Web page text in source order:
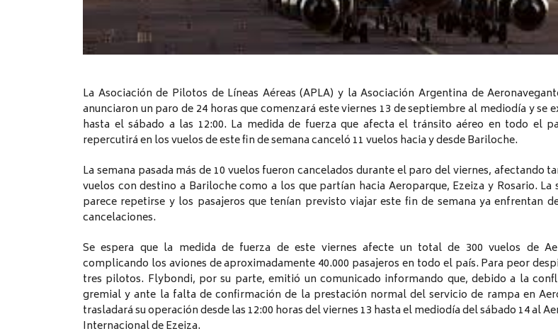
La Asociación de Pilotos de Líneas Aéreas (APLA) y la Asociación Argentina de
anunciaron un paro de 24 horas que comenzará este viernes 13 de septiembre al mediodía y se
hasta el sábado a las 12:00. La medida de fuerza que afecta el tránsito aéreo en todo el
repercutirá en los vuelos de este fin de semana canceló 11 vuelos hacia y desde Bariloche.
La semana pasada más de 10 vuelos fueron cancelados durante el paro del viernes, afectando
vuelos con destino a Bariloche como a los que partían hacia Aeroparque, Ezeiza y Rosario. La
parece repetirse y los pasajeros que tenían previsto viajar este fin de semana ya enfrentan
cancelaciones.
Se espera que la medida de fuerza de este viernes afecte un total de 300 vuelos de
complicando los aviones de aproximadamente 40.000 pasajeros en todo el país. Para peor
tres pilotos. Flybondi, por su parte, emitió un comunicado informando que, debido a la
gremial y ante la falta de confirmación de la prestación normal del servicio de rampa en
trasladará su operación desde las 12:00 horas del viernes 13 hasta el mediodía del sábado 14 al
Internacional de Ezeiza.